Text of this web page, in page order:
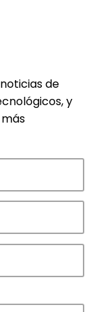
la
de
y